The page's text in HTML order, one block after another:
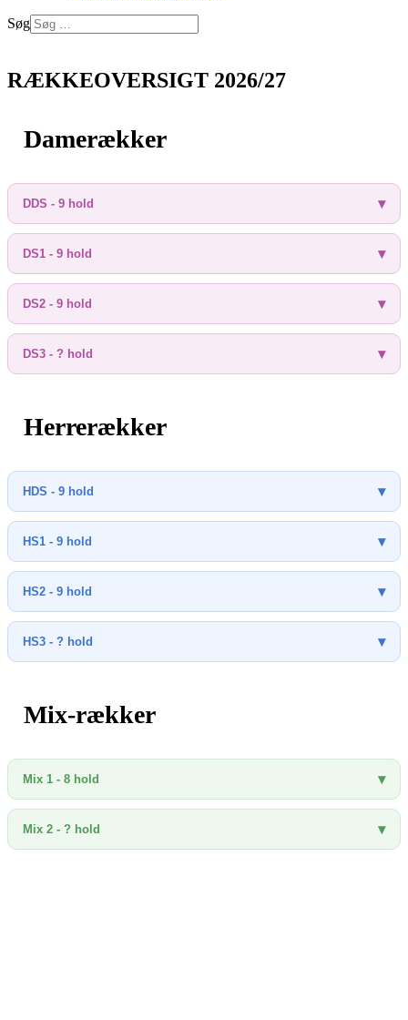
Søg
RÆKKEOVERSIGT 2026/27
Damerækker
DDS - 9 hold
DS1 - 9 hold
DS2 - 9 hold
DS3 - ? hold
Herrerækker
HDS - 9 hold
HS1 - 9 hold
HS2 - 9 hold
HS3 - ? hold
Mix-rækker
Mix 1 - 8 hold
Mix 2 - ? hold